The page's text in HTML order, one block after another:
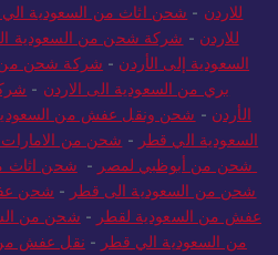
للاردن - شحن اثاث من السعودية الي
للاردن - شركة شحن من السعودية
السعودية إلى الأردن - شركة شحن من
بري من السعودية الى الاردن -
الأردن - شحن ونقل عفش من
السعودية الي قطر - شحن من
شحن من أبوظبي لمصر - شحن اثاث
شحن من السعودية الى قطر - شحن
عفش من السعودية لقطر - شحن من
من السعودية الي قطر - نقل عفش من